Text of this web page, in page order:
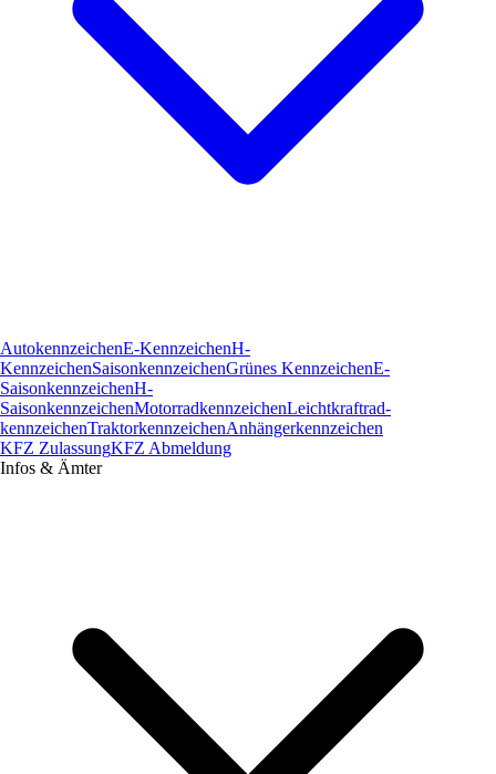
AutokennzeichenE-KennzeichenH-
KennzeichenSaisonkennzeichenGrünes KennzeichenE-
SaisonkennzeichenH-
SaisonkennzeichenMotorradkennzeichenLeichtkraftrad­
kennzeichenTraktorkennzeichenAnhängerkennzeichen
KFZ ZulassungKFZ Abmeldung
Infos & Ämter